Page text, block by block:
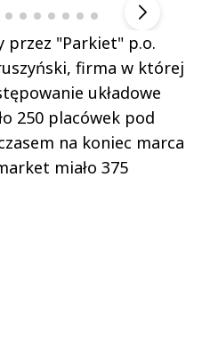
przez "Parkiet" p.o.
firma w której
układowe
250 placówek pod
na koniec marca
miało 375